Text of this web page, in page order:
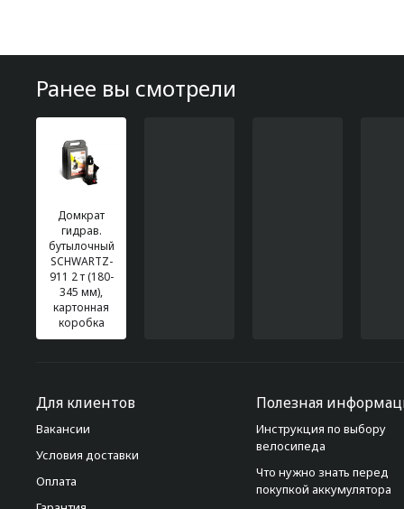
Ранее вы смотрели
Домкрат
гидрав.
бутылочный
SCHWARTZ-
911 2 т (180-
345 мм),
картонная
коробка
Для клиентов
Вакансии
Условия доставки
Оплата
Полезная
Инструкция по выбору
велосипеда
Что нужно знать перед
покупкой аккумулятора